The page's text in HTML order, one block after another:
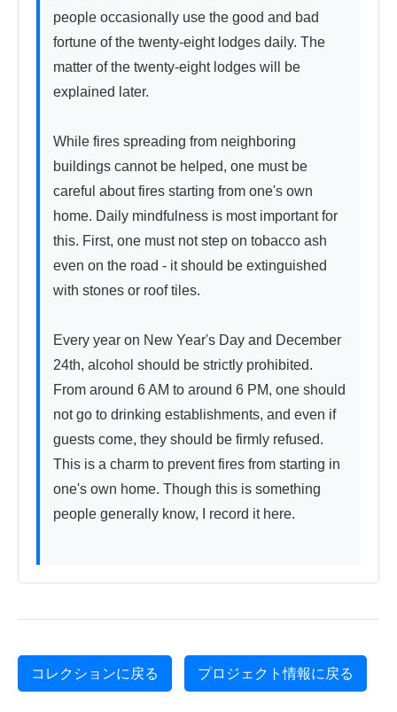
people occasionally use the good and bad
fortune of the twenty-eight lodges daily. The
matter of the twenty-eight lodges will be
explained later.
While fires spreading from neighboring
buildings cannot be helped, one must be
careful about fires starting from one's own
home. Daily mindfulness is most important for
this. First, one must not step on tobacco ash
even on the road - it should be extinguished
with stones or roof tiles.
Every year on New Year's Day and December
24th, alcohol should be strictly prohibited.
From around 6 AM to around 6 PM, one should
not go to drinking establishments, and even if
guests come, they should be firmly refused.
This is a charm to prevent fires from starting in
one's own home. Though this is something
people generally know, I record it here.
コレクションに戻る プロジェクト情報に戻る